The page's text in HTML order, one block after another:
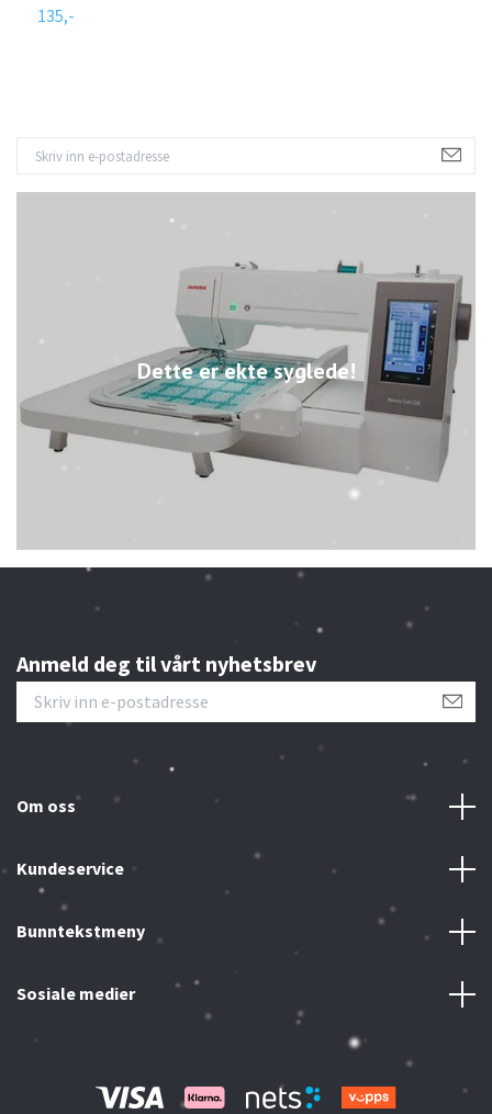
Dette er ekte syglede!
135,-
Anmeld deg til vårt nyhetsbrev
Om oss
Kundeservice
Bunntekstmeny
Sosiale medier